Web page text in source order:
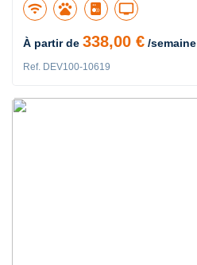
wifi pets tv
À partir de 338,00 € /semaine
Ref. DEV100-10619